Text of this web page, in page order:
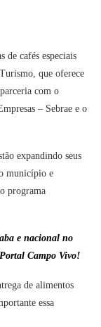
de cafés especiais
que oferece
com o
– Sebrae e o
expandindo seus
município e
programa
e nacional no
Campo Vivo!
de alimentos
essa